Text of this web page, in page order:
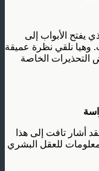
يفتح الأبواب إلى
وهيا نلقي نظرة عميقة
الخاصة
أشار تافت إلى هذا
للعقل البشري